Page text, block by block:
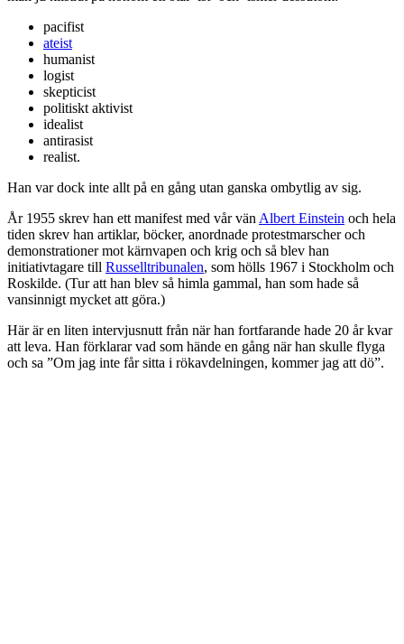
pacifist
ateist
humanist
logist
skepticist
politiskt aktivist
idealist
antirasist
realist.
Han var dock inte allt på en gång utan ganska ombytlig av sig.
År 1955 skrev han ett manifest med vår vän Albert Einstein och hela
tiden skrev han artiklar, böcker, anordnade protestmarscher och
demonstrationer mot kärnvapen och krig och så blev han
initiativtagare till Russelltribunalen, som hölls 1967 i Stockholm och
Roskilde. (Tur att han blev så himla gammal, han som hade så
vansinnigt mycket att göra.)
Här är en liten intervjusnutt från när han fortfarande hade 20 år kvar
att leva. Han förklarar vad som hände en gång när han skulle flyga
och sa ”Om jag inte får sitta i rökavdelningen, kommer jag att dö”.